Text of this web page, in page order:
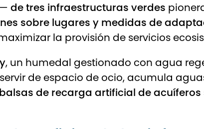
de tres infraestructuras verdes
sobre lugares y medidas de
la provisión de servicios
, un humedal gestionado con agua
de espacio de ocio, acumula
balsas de recarga artificial de acuíferos